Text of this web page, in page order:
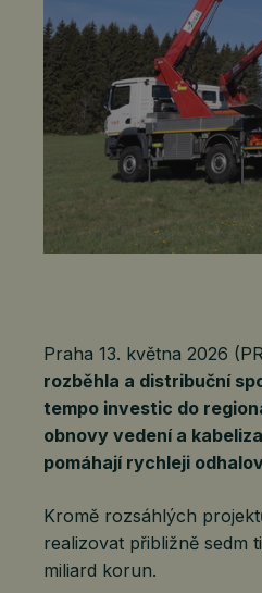
Praha 13. května 2026
rozběhla a distribuční
tempo investic do
obnovy vedení a
pomáhají rychleji
Kromě rozsáhlých
realizovat přibližně sedm
miliard korun.